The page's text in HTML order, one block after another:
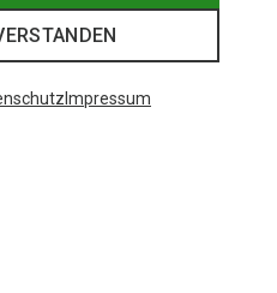
Impressum